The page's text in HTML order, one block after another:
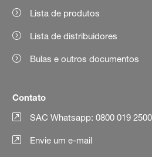
Lista de produtos
Lista de distribuidores
Bulas e outros documentos
Contato
SAC Whatsapp: 0800 019 2500
Envie um e-mail